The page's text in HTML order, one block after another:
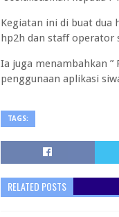
Kegiatan ini di buat dua
hp2h dan staff operator
Ia juga menambahkan ”
penggunaan aplikasi
TAGS:
RELATED POSTS